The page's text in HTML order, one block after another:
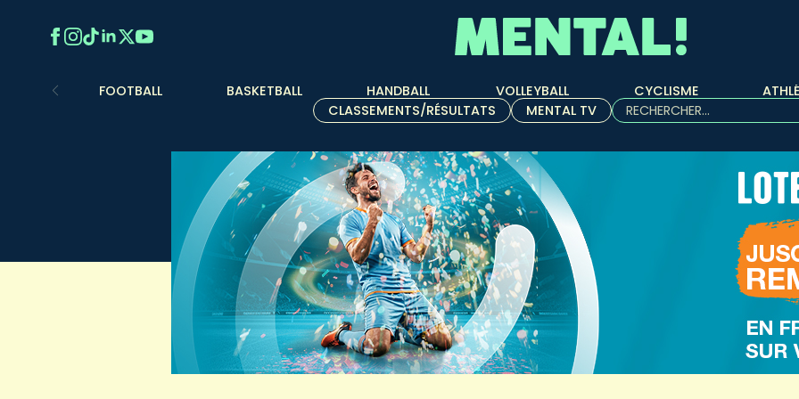
FOOTBALL BASKETBALL HANDBALL VOLLEYBALL CYCLISME
CLASSEMENTS/RÉSULTATS
MENTAL TV
Rechercher :